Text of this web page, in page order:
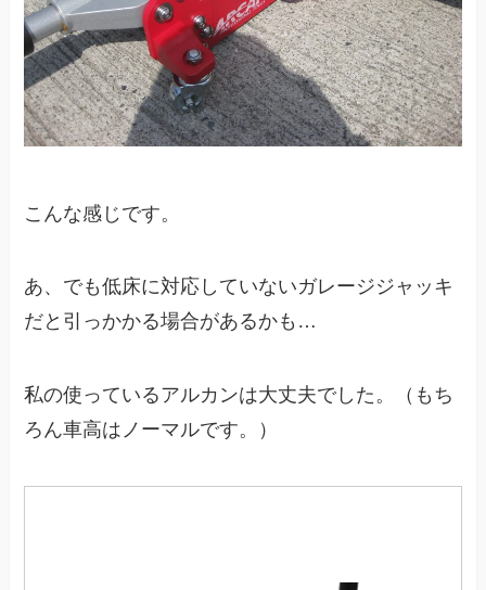
こんな感じです。
あ、でも低床に対応していないガレージジャッキ
だと引っかかる場合があるかも…
私の使っているアルカンは大丈夫でした。（もち
ろん車高はノーマルです。）